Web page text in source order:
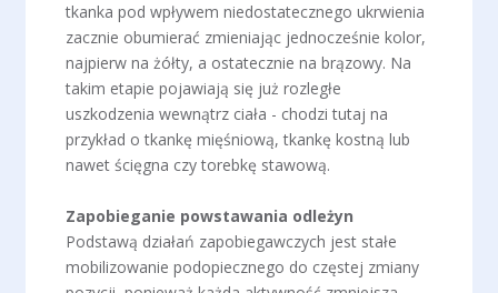
tkanka pod wpływem niedostatecznego ukrwienia
zacznie obumierać zmieniając jednocześnie kolor,
najpierw na żółty, a ostatecznie na brązowy. Na
takim etapie pojawiają się już rozległe
uszkodzenia wewnątrz ciała - chodzi tutaj na
przykład o tkankę mięśniową, tkankę kostną lub
nawet ścięgna czy torebkę stawową.
Zapobieganie powstawania odleżyn
Podstawą działań zapobiegawczych jest stałe
mobilizowanie podopiecznego do częstej zmiany